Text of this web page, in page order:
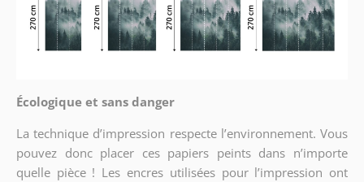
Écologique et sans danger
La technique d’impression respecte l’environnement. Vous
pouvez donc placer ces papiers peints dans n’importe
quelle pièce ! Les encres utilisées pour l’impression ont